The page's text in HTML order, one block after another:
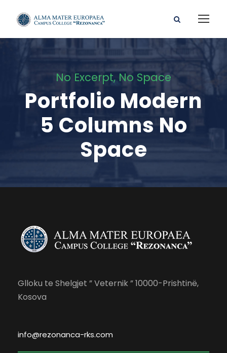
No Excerpt, No Space
Portfolio Modern
5 Columns No
Space
Glloku te Shelgjet ” Veternik ” 10000-Prishtinë,
Kosova
info@rezonanca-rks.com